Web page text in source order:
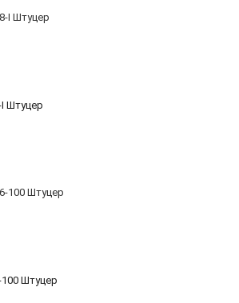
I Штуцер
Штуцер